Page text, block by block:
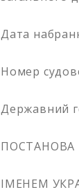
Дата
Номер
Державний
ПОСТАНОВА
ІМЕНЕМ